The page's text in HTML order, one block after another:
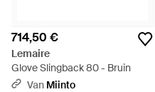
714,50 €
Lemaire
Glove Slingback 80 - Bruin
Van Miinto